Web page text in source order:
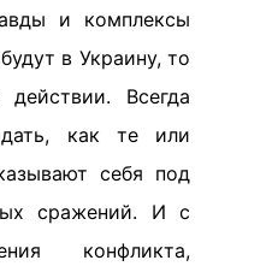
и комплексы
в Украину, то
Всегда
как те или
себя под
сражений. И с
конфликта,